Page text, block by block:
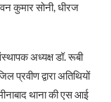
कुमार सोनी, धीरज
अध्यक्ष डॉ. रूबी
प्रवीण द्वारा अतिथियों
थाना की एस आई